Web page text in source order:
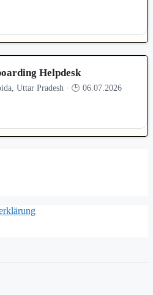
Helpdesk
Uttar Pradesh · 🕒 06.07.2026